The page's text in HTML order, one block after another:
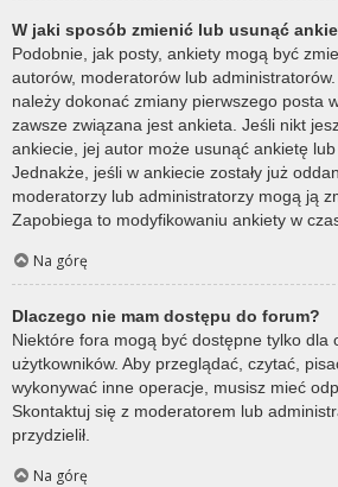
W jaki sposób zmienić lub usunąć
Podobnie, jak posty, ankiety mogą być
autorów, moderatorów lub administratorów.
należy dokonać zmiany pierwszego posta
zawsze związana jest ankieta. Jeśli nikt
ankiecie, jej autor może usunąć ankietę lub
Jednakże, jeśli w ankiecie zostały już
moderatorzy lub administratorzy mogą ją
Zapobiega to modyfikowaniu ankiety w
Na górę
Dlaczego nie mam dostępu do forum?
Niektóre fora mogą być dostępne tylko dla
użytkowników. Aby przeglądać, czytać,
wykonywać inne operacje, musisz mieć
Skontaktuj się z moderatorem lub
przydzielił.
Na górę